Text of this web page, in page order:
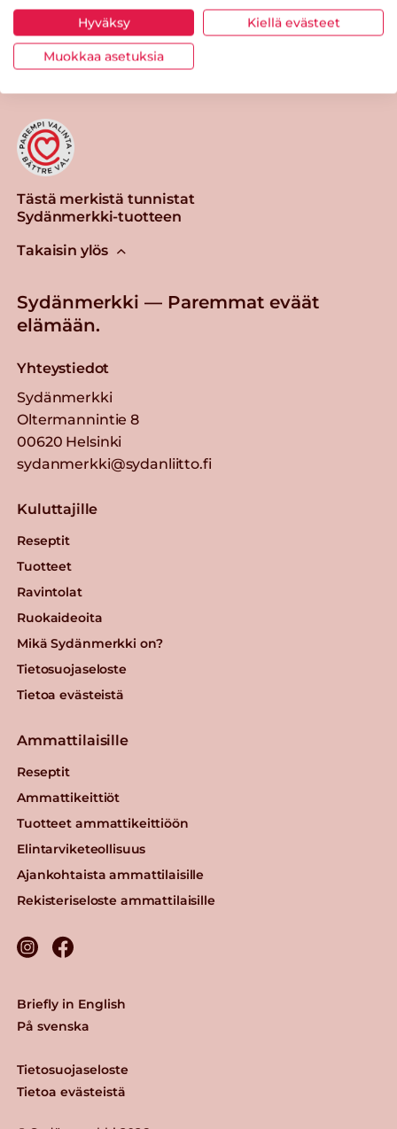
Tulosta sivu Jaa tuote
Tästä merkistä tunnistat
Sydänmerkki-tuotteen
Takaisin ylös
Sydänmerkki — Paremmat eväät
elämään.
Yhteystiedot
Sydänmerkki
Oltermannintie 8
00620 Helsinki
sydanmerkki@sydanliitto.fi
Kuluttajille
Reseptit
Tuotteet
Ravintolat
Ruokaideoita
Mikä Sydänmerkki on?
Tietosuojaseloste
Tietoa evästeistä
Ammattilaisille
Reseptit
Ammattikeittiöt
Tuotteet ammattikeittiöön
Elintarviketeollisuus
Ajankohtaista ammattilaisille
Rekisteriseloste ammattilaisille
Tietosuojaseloste
Tietoa evästeistä
Briefly in English
På svenska
Hyväksy Kiellä evästeet
Muokkaa asetuksia